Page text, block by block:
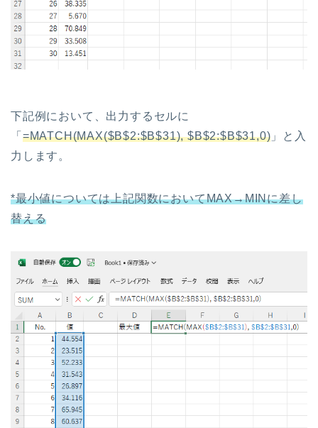
下記例において、出力するセルに
「 =MATCH(MAX($B$2:$B$31), $B$2:$B$31,0) 」と入
力します。
*最小値については上記関数においてMAX→MINに差し
替える